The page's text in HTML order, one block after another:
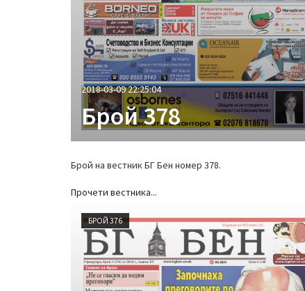
2018-03-09 22:25:04
Брой 378
Брой на вестник БГ Бен номер 378.
Прочети вестника...
БРОЙ 376